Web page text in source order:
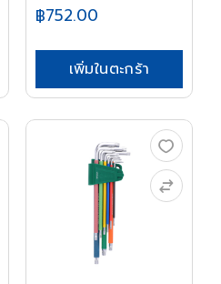
฿752.00
เพิ่มในตะกร้า